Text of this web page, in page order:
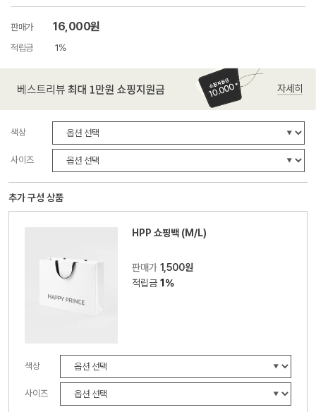
판매가 16,000원
적립금 1%
색상
사이즈
추가 구성 상품
HPP 쇼핑백 (M/L)
판매가1,500원
적립금1%
색상
사이즈